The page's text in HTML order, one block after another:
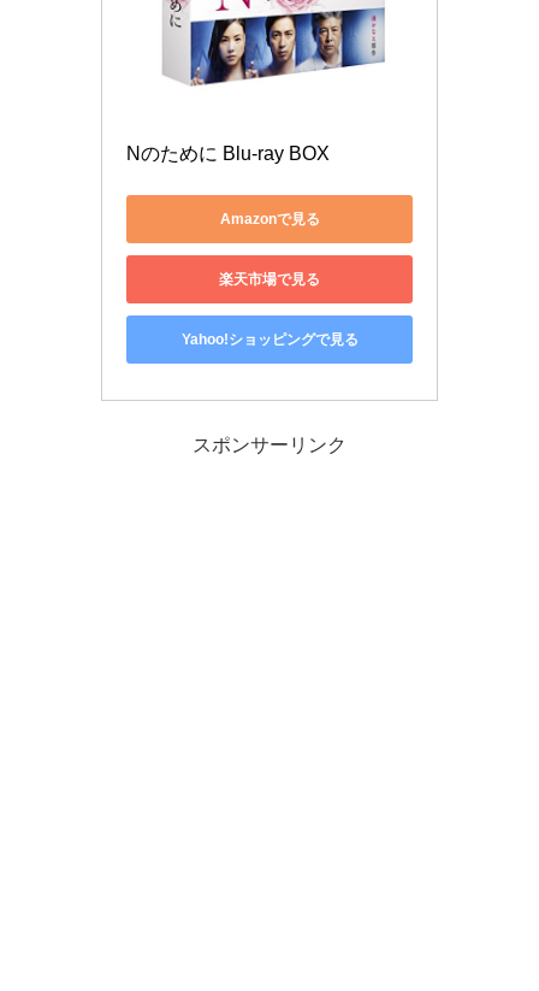
Nのために Blu-ray BOX
Amazonで見る
楽天市場で見る
Yahoo!ショッピングで見る
スポンサーリンク